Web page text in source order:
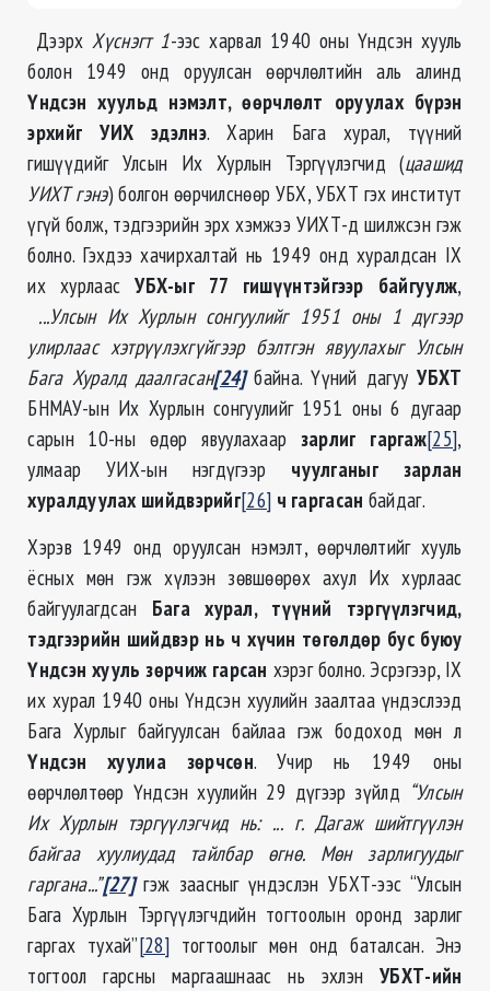
ДээрхХүснэгт 1-ээс харвал 1940 оны Үндсэн хууль
болон 1949 онд оруулсан өөрчлөлтийн аль алинд
Үндсэн хуульд нэмэлт, өөрчлөлт оруулах бүрэн
эрхийг УИХ эдэлнэ. Харин Бага хурал, түүний
гишүүдийг Улсын Их Хурлын Тэргүүлэгчид (цаашид
УИХТ гэнэ) болгон өөрчилснөөр УБХ, УБХТ гэх институт
үгүй болж, тэдгээрийн эрх хэмжээ УИХТ-д шилжсэн гэж
болно. Гэхдээ хачирхалтай нь 1949 онд хуралдсан IX
их хурлаасУБХ-ыг 77 гишүүнтэйгээр байгуулж,
...Улсын Их Хурлын сонгуулийг 1951 оны 1 дүгээр
улирлаас хэтрүүлэхгүйгээр бэлтгэн явуулахыг Улсын
Бага Хуралд даалгасан[24]байна. Үүний дагууУБХТ
БНМАУ-ын Их Хурлын сонгуулийг 1951 оны 6 дугаар
сарын 10-ны өдөр явуулахаар зарлиг гаргаж[25],
улмаар УИХ-ын нэгдүгээр чуулганыг зарлан
хуралдуулах шийдвэрийг[26] ч гаргасан байдаг.
Хэрэв 1949 онд оруулсан нэмэлт, өөрчлөлтийг хууль
ёсных мөн гэж хүлээн зөвшөөрөх ахул Их хурлаас
байгуулагдсан Бага хурал, түүний тэргүүлэгчид,
тэдгээрийн шийдвэр нь ч хүчин төгөлдөр бус буюу
Үндсэн хууль зөрчиж гарсан хэрэг болно. Эсрэгээр, IX
их хурал 1940 оны Үндсэн хуулийн заалтаа үндэслээд
Бага Хурлыг байгуулсан байлаа гэж бодоход мөн л
Үндсэн хуулиа зөрчсөн. Учир нь 1949 оны
өөрчлөлтөөр Үндсэн хуулийн 29 дүгээр зүйлд “Улсын
Их Хурлын тэргүүлэгчид нь: ... г. Дагаж шийтгүүлэн
байгаа хуулиудад тайлбар өгнө. Мөн зарлигуудыг
гаргана...”[27]гэж заасныг үндэслэн УБХТ-ээс “Улсын
Бага Хурлын Тэргүүлэгчдийн тогтоолын оронд зарлиг
гаргах тухай”[28]тогтоолыг мөн онд баталсан. Энэ
тогтоол гарсны маргаашнаас нь эхлэнУБХТ-ийн